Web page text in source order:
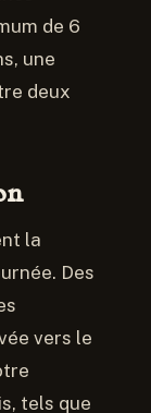
de 6
une
deux
la
Des
vers le
tels que